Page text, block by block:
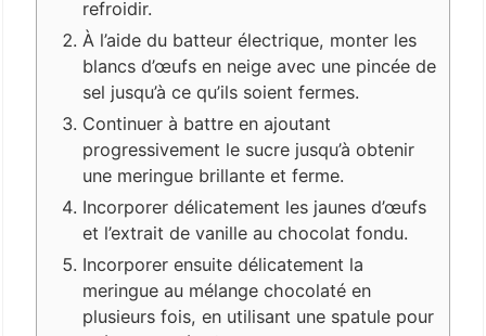
refroidir.
À l’aide du batteur électrique, monter les
blancs d’œufs en neige avec une pincée de
sel jusqu’à ce qu’ils soient fermes.
Continuer à battre en ajoutant
progressivement le sucre jusqu’à obtenir
une meringue brillante et ferme.
Incorporer délicatement les jaunes d’œufs
et l’extrait de vanille au chocolat fondu.
Incorporer ensuite délicatement la
meringue au mélange chocolaté en
plusieurs fois, en utilisant une spatule pour